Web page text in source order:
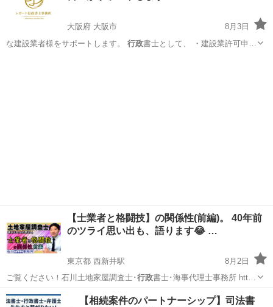
大阪府 大阪市
8月3日
な建設業者様をサポートします。 行政書士として、 ・建設業許可申請
【士業者と格闘技】の関係性(前編)。 40年前
のツライ思い出も、語ります😂 …
東京都 西新井駅
8月2日
ご覧ください！石川土地家屋調査士･ 行政 書士･海事代理士事務所 htt…
東京 足立区 西新井駅 その他 YouTube
【相続案件のパートナーシップ】司法書